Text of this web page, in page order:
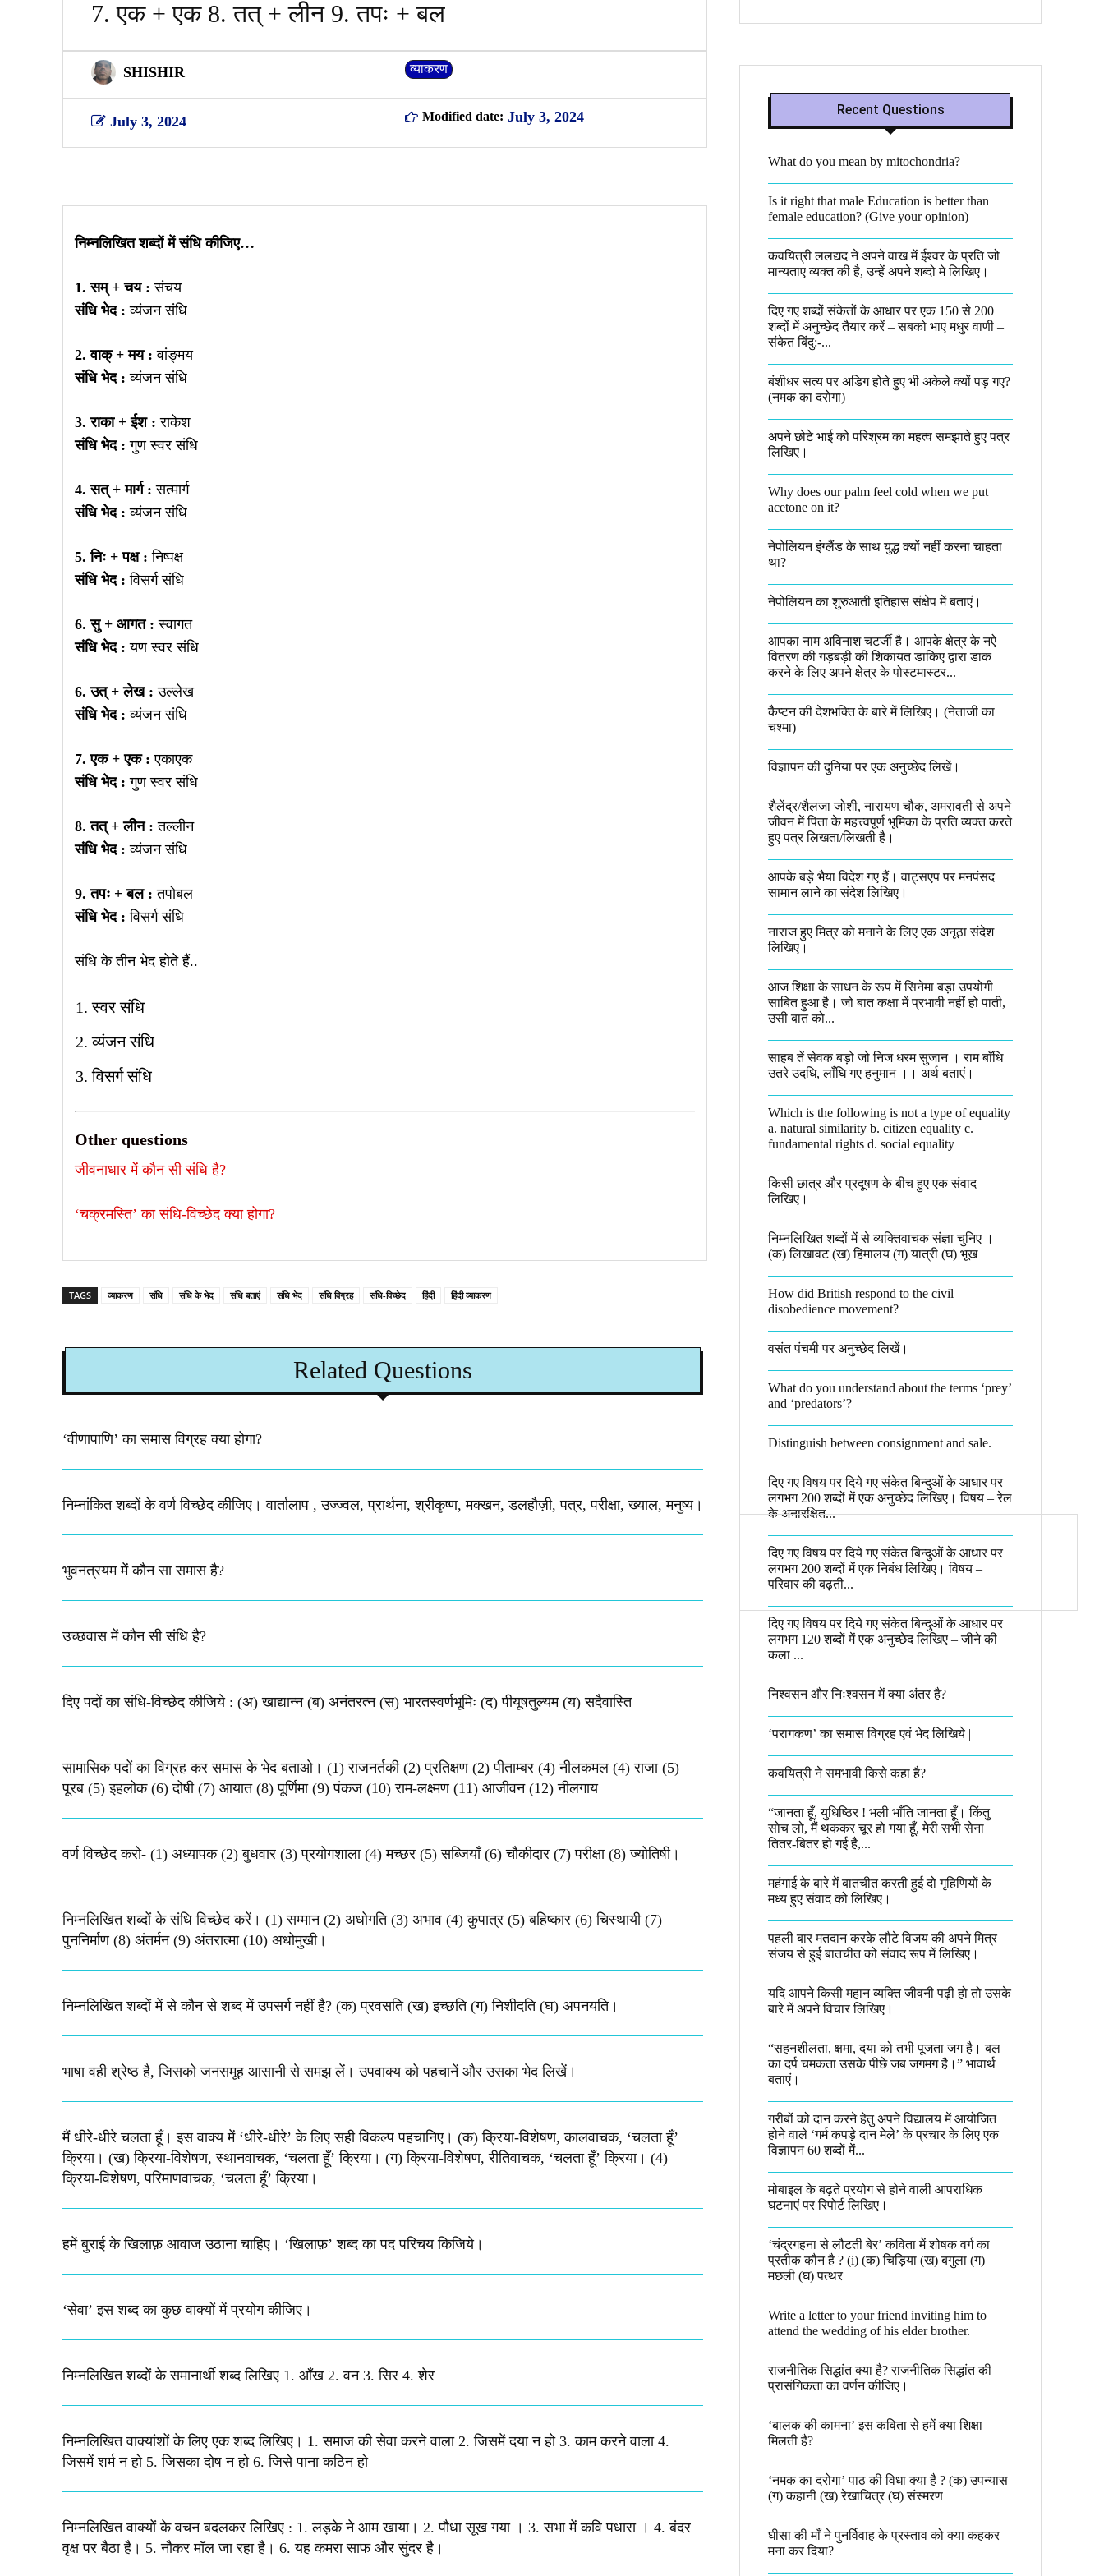
7. एक + एक 8. तत् + लीन 9. तपः + बल
SHISHIR व्याकरण
July 3, 2024 Modified date: July 3, 2024
निम्नलिखित शब्दों में संधि कीजिए…
1. सम् + चय : संचय
संधि भेद : व्यंजन संधि
2. वाक् + मय : वांङ्मय
संधि भेद : व्यंजन संधि
3. राका + ईश : राकेश
संधि भेद : गुण स्वर संधि
4. सत् + मार्ग : सत्मार्ग
संधि भेद : व्यंजन संधि
5. निः + पक्ष : निष्पक्ष
संधि भेद : विसर्ग संधि
6. सु + आगत : स्वागत
संधि भेद : यण स्वर संधि
6. उत् + लेख : उल्लेख
संधि भेद : व्यंजन संधि
7. एक + एक : एकाएक
संधि भेद : गुण स्वर संधि
8. तत् + लीन : तल्लीन
संधि भेद : व्यंजन संधि
9. तपः + बल : तपोबल
संधि भेद : विसर्ग संधि
संधि के तीन भेद होते हैं..
स्वर संधि
व्यंजन संधि
विसर्ग संधि
Other questions
जीवनाधार में कौन सी संधि है?
‘चक्रमस्ति’ का संधि-विच्छेद क्या होगा? ​
TAGS व्याकरण संधि संधि के भेद संधि बताएं संधि भेद संधि विग्रह संधि-विच्छेद हिंदी हिंदी व्याकरण
Related Questions
‘वीणापाणि’ का समास विग्रह क्या होगा?
निम्नांकित शब्दों के वर्ण विच्छेद कीजिए। वार्तालाप , उज्ज्वल, प्रार्थना, श्रीकृष्ण, मक्खन, डलहौज़ी, पत्र, परीक्षा, ख्याल, मनुष्य।
भुवनत्रयम में कौन सा समास है?
उच्छवास में कौन सी संधि है​?
दिए पदों का संधि-विच्छेद कीजिये : (अ) खाद्यान्न (ब) अनंतरत्न (स) भारतस्वर्णभूमिः (द) पीयूषतुल्यम (य) सदैवास्ति
सामासिक पदों का विग्रह कर समास के भेद बताओ। (1) राजनर्तकी (2) प्रतिक्षण (2) पीताम्बर (4) नीलकमल (4) राजा (5)
पूरब (5) इहलोक (6) दोषी (7) आयात (8) पूर्णिमा (9) पंकज (10) राम-लक्ष्मण (11) आजीवन (12) नीलगाय
वर्ण विच्छेद करो- (1) अध्यापक (2) बुधवार (3) प्रयोगशाला (4) मच्छर (5) सब्जियाँ (6) चौकीदार (7) परीक्षा (8) ज्योतिषी​।
निम्नलिखित शब्दों के संधि विच्छेद करें। (1) सम्मान (2) अधोगति (3) अभाव (4) कुपात्र (5) बहिष्कार (6) चिस्थायी (7)
पुननिर्माण (8) अंतर्मन (9) अंतरात्मा (10) अधोमुखी।
निम्नलिखित शब्दों में से कौन से शब्द में उपसर्ग नहीं है? (क) प्रवसति (ख) इच्छति (ग) निशीदति (घ) अपनयति​।
भाषा वही श्रेष्ठ है, जिसको जनसमूह आसानी से समझ लें। उपवाक्य को पहचानें और उसका भेद लिखें।
मैं धीरे-धीरे चलता हूँ। इस वाक्य में ‘धीरे-धीरे’ के लिए सही विकल्प पहचानिए। (क) क्रिया-विशेषण, कालवाचक, ‘चलता हूँ’
क्रिया। (ख) क्रिया-विशेषण, स्थानवाचक, ‘चलता हूँ’ क्रिया। (ग) क्रिया-विशेषण, रीतिवाचक, ‘चलता हूँ’ क्रिया। (4)
क्रिया-विशेषण, परिमाणवाचक, ‘चलता हूँ’ क्रिया।
हमें बुराई के खिलाफ़ आवाज उठाना चाहिए। ‘खिलाफ़’ शब्द का पद परिचय किजिये​।
‘सेवा’ इस शब्द का कुछ वाक्यों में प्रयोग कीजिए।
निम्नलिखित शब्दों के समानार्थी शब्द लिखिए 1. आँख 2. वन 3. सिर 4. शेर
निम्नलिखित वाक्यांशों के लिए एक शब्द लिखिए। 1. समाज की सेवा करने वाला 2. जिसमें दया न हो 3. काम करने वाला 4.
जिसमें शर्म न हो 5. जिसका दोष न हो 6. जिसे पाना कठिन हो
निम्नलिखित वाक्यों के वचन बदलकर लिखिए : 1. लड़के ने आम खाया। 2. पौधा सूख गया । 3. सभा में कवि पधारा । 4. बंदर
वृक्ष पर बैठा है। 5. नौकर मॉल जा रहा है। 6. यह कमरा साफ और सुंदर है।​
Recent Questions
What do you mean by mitochondria?​
Is it right that male Education is better than
female education? (Give your opinion)
कवयित्री ललद्यद ने अपने वाख में ईश्वर के प्रति जो
मान्यताए व्यक्त की है, उन्हें अपने शब्दो मे लिखिए।
दिए गए शब्दों संकेतों के आधार पर एक 150 से 200
शब्दों में अनुच्छेद तैयार करें – सबको भाए मधुर वाणी –
संकेत बिंदु:-...
बंशीधर सत्य पर अडिग होते हुए भी अकेले क्यों पड़ गए?
(नमक का दरोगा)
अपने छोटे भाई को परिश्रम का महत्व समझाते हुए पत्र
लिखिए।
Why does our palm feel cold when we put
acetone on it?
नेपोलियन इंग्लैंड के साथ युद्ध क्यों नहीं करना चाहता
था​?
नेपोलियन का शुरुआती इतिहास संक्षेप में बताएं।
आपका नाम अविनाश चटर्जी है। आपके क्षेत्र के नऐ
वितरण की गड़बड़ी की शिकायत डाकिए द्वारा डाक
करने के लिए अपने क्षेत्र के पोस्टमास्टर...
कैप्टन की देशभक्ति के बारे में लिखिए।​ (नेताजी का
चश्मा)
विज्ञापन की दुनिया पर एक अनुच्छेद लिखें।
शैलेंद्र/शैलजा जोशी, नारायण चौक, अमरावती से अपने
जीवन में पिता के महत्त्वपूर्ण भूमिका के प्रति व्यक्त करते
हुए पत्र लिखता/लिखती है।​
आपके बड़े भैया विदेश गए हैं। वाट्सएप पर मनपंसद
सामान लाने का संदेश लिखिए।
नाराज हुए मित्र को मनाने के लिए एक अनूठा संदेश
लिखिए।
आज शिक्षा के साधन के रूप में सिनेमा बड़ा उपयोगी
साबित हुआ है। जो बात कक्षा में प्रभावी नहीं हो पाती,
उसी बात को...
साहब तें सेवक बड़ो जो निज धरम सुजान । राम बाँधि
उतरे उदधि, लाँघि गए हनुमान ।।​ अर्थ बताएं।
Which is the following is not a type of equality
a. natural similarity b. citizen equality c.
fundamental rights d. social equality​
किसी छात्र और प्रदूषण के बीच हुए एक संवाद
लिखिए।​
निम्नलिखित शब्दों में से व्यक्तिवाचक संज्ञा चुनिए ।
(क) लिखावट (ख) हिमालय (ग) यात्री (घ) भूख​
How did British respond to the civil
disobedience movement?
वसंत पंचमी पर अनुच्छेद लिखें।
What do you understand about the terms ‘prey’
and ‘predators’?​
Distinguish between consignment and sale.
दिए गए विषय पर दिये गए संकेत बिन्दुओं के आधार पर
लगभग 200 शब्दों में एक अनुच्छेद लिखिए। विषय – रेल
के अनारक्षित...
दिए गए विषय पर दिये गए संकेत बिन्दुओं के आधार पर
लगभग 200 शब्दों में एक निबंध लिखिए। विषय –
परिवार की बढ़ती...
दिए गए विषय पर दिये गए संकेत बिन्दुओं के आधार पर
लगभग 120 शब्दों में एक अनुच्छेद लिखिए – जीने की
कला ...
निश्वसन और निःश्वसन में क्या अंतर है?
‘परागकण’ का समास विग्रह एवं भेद लिखिये |
कवयित्री ने समभावी किसे कहा है?
“जानता हूँ, युधिष्ठिर ! भली भाँति जानता हूँ। किंतु
सोच लो, मैं थककर चूर हो गया हूँ, मेरी सभी सेना
तितर-बितर हो गई है,...
महंगाई के बारे में बातचीत करती हुई दो गृहिणियों के
मध्य हुए संवाद को लिखिए।
पहली बार मतदान करके लौटे विजय की अपने मित्र
संजय से हुई बातचीत को संवाद रूप में लिखिए।
यदि आपने किसी महान व्यक्ति जीवनी पढ़ी हो तो उसके
बारे में अपने विचार लिखिए।
“सहनशीलता, क्षमा, दया को तभी पूजता जग है। बल
का दर्प चमकता उसके पीछे जब जगमग है।”​ भावार्थ
बताएं।
गरीबों को दान करने हेतु अपने विद्यालय में आयोजित
होने वाले ‘गर्म कपड़े दान मेले’ के प्रचार के लिए एक
विज्ञापन 60 शब्दों में...
मोबाइल के बढ़ते प्रयोग से होने वाली आपराधिक
घटनाएं पर रिपोर्ट लिखिए।
‘चंद्रगहना से लौटती बेर’ कविता में शोषक वर्ग का
प्रतीक कौन है ? (i) (क) चिड़िया (ख) बगुला (ग)
मछली (घ) पत्थर
Write a letter to your friend inviting him to
attend the wedding of his elder brother.
राजनीतिक सिद्धांत क्या है? राजनीतिक सिद्धांत की
प्रासंगिकता का वर्णन कीजिए।
‘बालक की कामना’ इस कविता से हमें क्या शिक्षा
मिलती है?
‘नमक का दरोगा’ पाठ की विधा क्या है ? (क) उपन्यास
(ग) कहानी (ख) रेखाचित्र (घ) संस्मरण​
घीसा की माँ ने पुनर्विवाह के प्रस्ताव को क्या कहकर
मना कर दिया?